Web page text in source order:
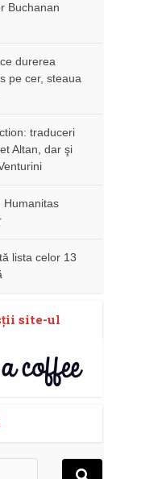
Buchanan
durerea
pe cer, steaua
traduceri
Altan, dar şi
Humanitas
lista celor 13
site-ul